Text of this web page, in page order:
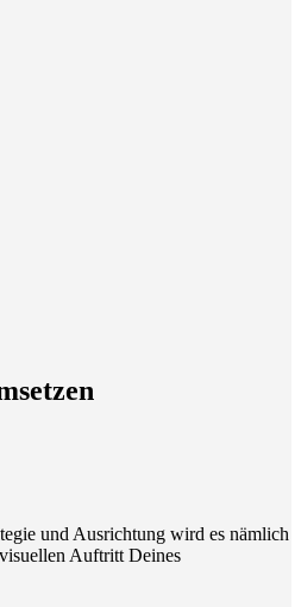
und Ausrichtung wird es nämlich
Auftritt Deines